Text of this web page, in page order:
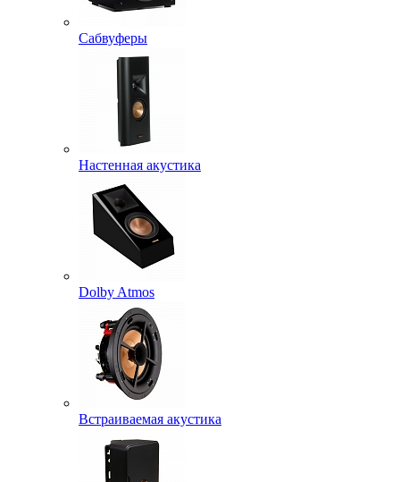
Сабвуферы
Настенная акустика
Dolby Atmos
Встраиваемая акустика